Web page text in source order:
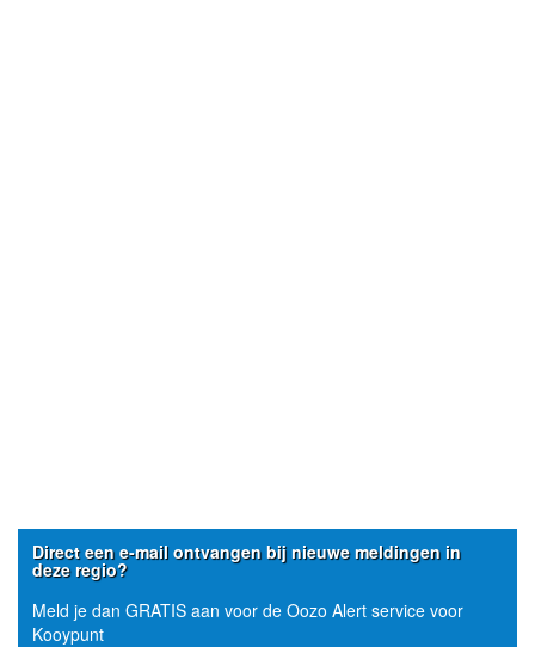
Direct een e-mail ontvangen bij nieuwe meldingen in
deze regio?
Meld je dan GRATIS aan voor de Oozo Alert service voor
Kooypunt